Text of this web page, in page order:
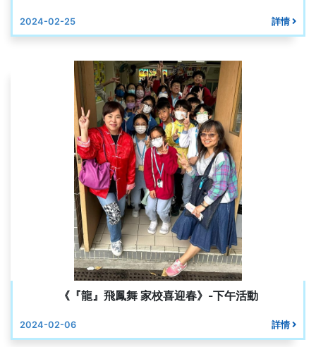
2024-02-25 詳情
《『龍』飛鳳舞 家校喜迎春》-下午活動
2024-02-06 詳情